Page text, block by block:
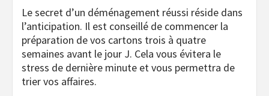
Le secret d’un déménagement réussi réside dans
l’anticipation. Il est conseillé de commencer la
préparation de vos cartons trois à quatre
semaines avant le jour J. Cela vous évitera le
stress de dernière minute et vous permettra de
trier vos affaires.